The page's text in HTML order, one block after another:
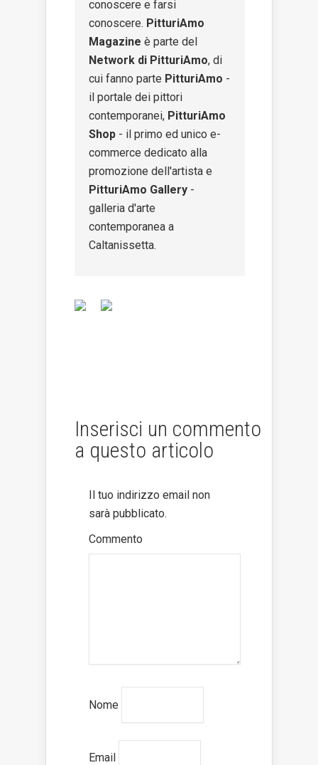
conoscere e farsi
conoscere. PitturiAmo
Magazine è parte del
Network di PitturiAmo, di
cui fanno parte PitturiAmo -
il portale dei pittori
contemporanei, PitturiAmo
Shop - il primo ed unico e-
commerce dedicato alla
promozione dell'artista e
PitturiAmo Gallery -
galleria d'arte
contemporanea a
Caltanissetta.
Inserisci un commento
a questo articolo
Il tuo indirizzo email non
sarà pubblicato.
Commento
Nome
Email